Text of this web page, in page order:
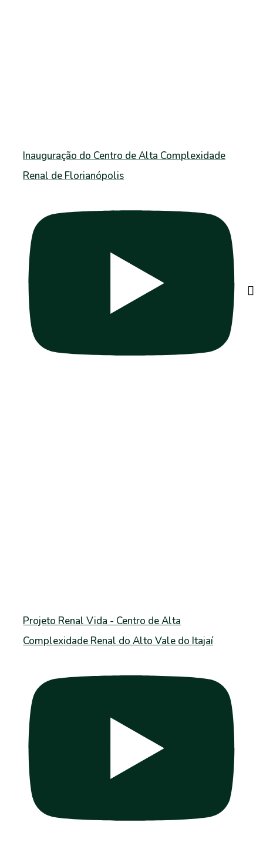
Inauguração do Centro de Alta Complexidade
Renal de Florianópolis
Projeto Renal Vida - Centro de Alta
Complexidade Renal do Alto Vale do Itajaí